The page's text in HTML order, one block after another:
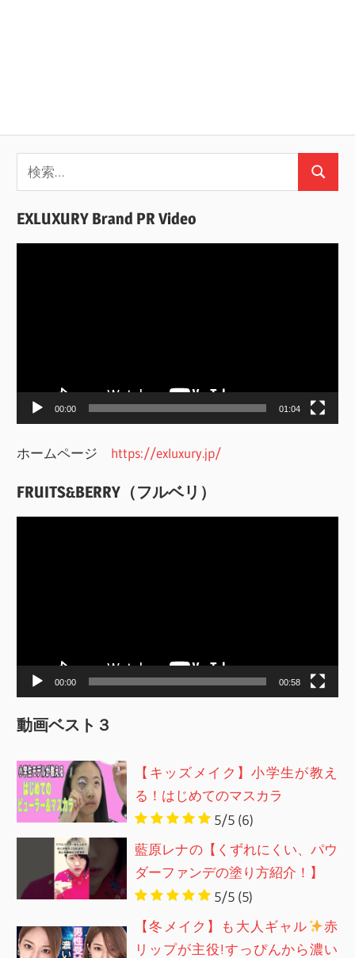
索:
検
EXLUXURY Brand PR Video
ー
00:00 01:04
ホームページ https://exluxury.jp/
FRUITS&BERRY（フルベリ）
ー
00:00 00:58
動画ベスト３
【キッズメイク】小学生が教え
る！はじめてのマスカラ
5/5 (6)
藍原レナの【くずれにくい、パウ
ダーファンデの塗り方紹介！】
5/5 (5)
【冬メイク】も大人ギャル
赤
リップが主役!すっぴんから濃い